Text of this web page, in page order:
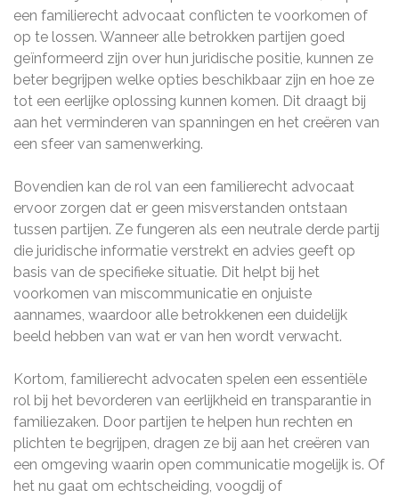
een familierecht advocaat conflicten te voorkomen of
op te lossen. Wanneer alle betrokken partijen goed
geïnformeerd zijn over hun juridische positie, kunnen ze
beter begrijpen welke opties beschikbaar zijn en hoe ze
tot een eerlijke oplossing kunnen komen. Dit draagt bij
aan het verminderen van spanningen en het creëren van
een sfeer van samenwerking.
Bovendien kan de rol van een familierecht advocaat
ervoor zorgen dat er geen misverstanden ontstaan
tussen partijen. Ze fungeren als een neutrale derde partij
die juridische informatie verstrekt en advies geeft op
basis van de specifieke situatie. Dit helpt bij het
voorkomen van miscommunicatie en onjuiste
aannames, waardoor alle betrokkenen een duidelijk
beeld hebben van wat er van hen wordt verwacht.
Kortom, familierecht advocaten spelen een essentiële
rol bij het bevorderen van eerlijkheid en transparantie in
familiezaken. Door partijen te helpen hun rechten en
plichten te begrijpen, dragen ze bij aan het creëren van
een omgeving waarin open communicatie mogelijk is. Of
het nu gaat om echtscheiding, voogdij of